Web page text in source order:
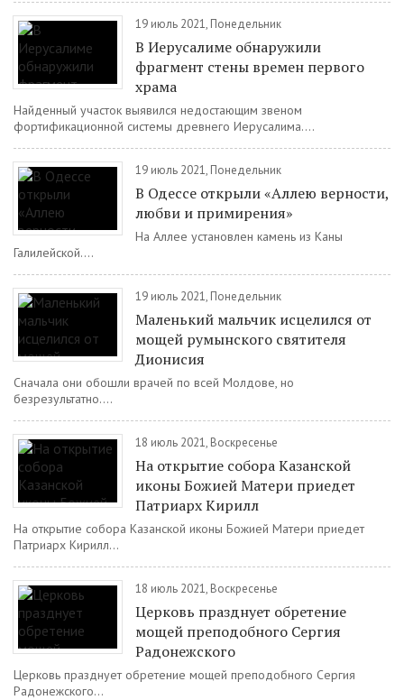
19 июль 2021, Понедельник
В Иерусалиме обнаружили
фрагмент стены времен первого
храма
Найденный участок выявился недостающим звеном
фортификационной системы древнего Иерусалима....
19 июль 2021, Понедельник
В Одессе открыли «Аллею верности,
любви и примирения»
На Аллее установлен камень из Каны
Галилейской....
19 июль 2021, Понедельник
Маленький мальчик исцелился от
мощей румынского святителя
Дионисия
Сначала они обошли врачей по всей Молдове, но
безрезультатно....
18 июль 2021, Воскресенье
На открытие собора Казанской
иконы Божией Матери приедет
Патриарх Кирилл
На открытие собора Казанской иконы Божией Матери приедет
Патриарх Кирилл...
18 июль 2021, Воскресенье
Церковь празднует обретение
мощей преподобного Сергия
Радонежского
Церковь празднует обретение мощей преподобного Сергия
Радонежского...